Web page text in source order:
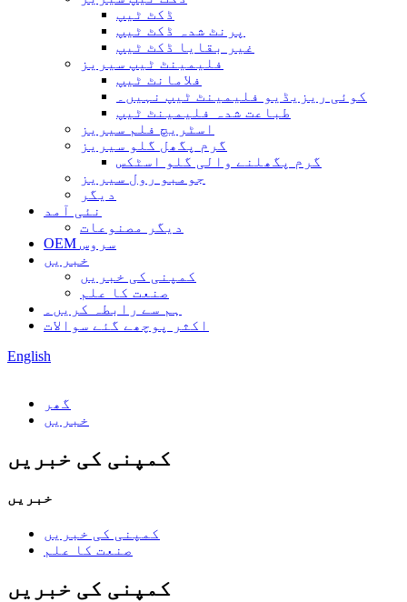
ڈکٹ ٹیپ
پرنٹ شدہ ڈکٹ ٹیپ
غیر بقایا ڈکٹ ٹیپ
فلیمینٹ ٹیپ سیریز
فلامانٹ ٹیپ
کوئی ریزیڈیو فلیمینٹ ٹیپ نہیں۔
طباعت شدہ فلیمینٹ ٹیپ
اسٹریچ فلم سیریز
گرم پگھل گلو سیریز
گرم پگھلنے والی گلو اسٹکس
جومبو رول سیریز
دیگر
نئی آمد
دیگر مصنوعات
OEM سروس
خبریں
کمپنی کی خبریں
صنعت کا علم
ہم سے رابطہ کریں۔
اکثر پوچھے گئے سوالات
English
گھر
خبریں
کمپنی کی خبریں
خبریں
کمپنی کی خبریں
صنعت کا علم
کمپنی کی خبریں